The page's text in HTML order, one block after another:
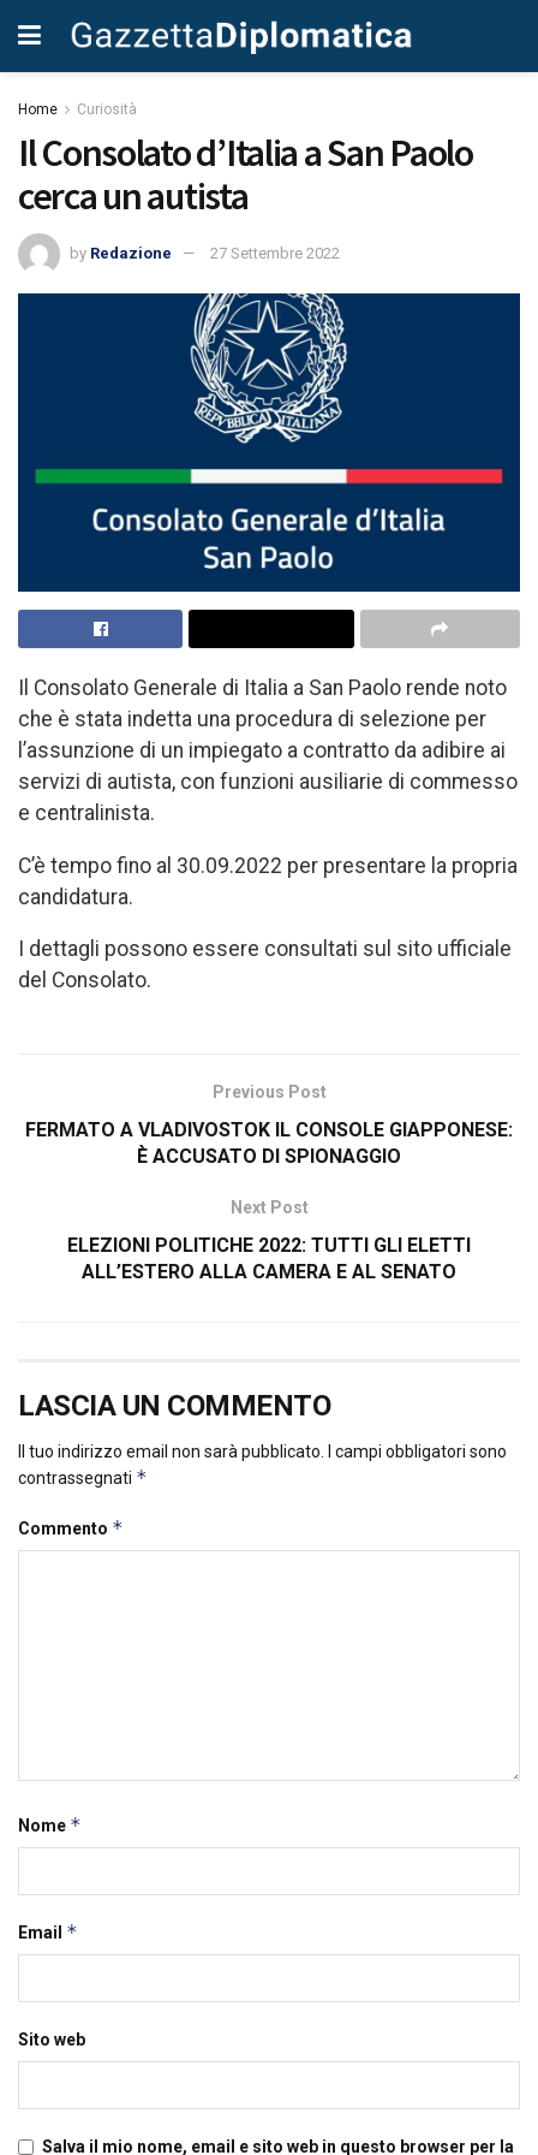
Home Curiosità
Il Consolato d’Italia a San Paolo
cerca un autista
by Redazione 27 Settembre 2022
Il Consolato Generale di Italia a San Paolo rende noto
che è stata indetta una procedura di selezione per
l’assunzione di un impiegato a contratto da adibire ai
servizi di autista, con funzioni ausiliarie di commesso
e centralinista.
C’è tempo fino al 30.09.2022 per presentare la propria
candidatura.
I dettagli possono essere consultati sul sito ufficiale
del Consolato.
Previous Post
FERMATO A VLADIVOSTOK IL CONSOLE GIAPPONESE:
È ACCUSATO DI SPIONAGGIO
Next Post
ELEZIONI POLITICHE 2022: TUTTI GLI ELETTI
ALL’ESTERO ALLA CAMERA E AL SENATO
LASCIA UN COMMENTO
Il tuo indirizzo email non sarà pubblicato.
I campi obbligatori sono
contrassegnati *
Commento *
Nome *
Email *
Sito web
Salva il mio nome, email e sito web in questo browser per la